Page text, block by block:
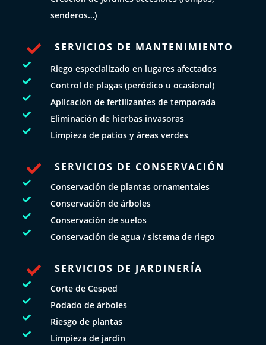
senderos…)
 SERVICIOS DE MANTENIMIENTO
 Riego especializado en lugares afectados
 Control de plagas (peródico u ocasional)
 Aplicación de fertilizantes de temporada
 Eliminación de hierbas invasoras
 Limpieza de patios y áreas verdes
 SERVICIOS DE CONSERVACIÓN
 Conservación de plantas ornamentales
 Conservación de árboles
 Conservación de suelos
 Conservación de agua / sistema de riego
 SERVICIOS DE JARDINERÍA
 Corte de Cesped
 Podado de árboles
 Riesgo de plantas
 Limpieza de jardín